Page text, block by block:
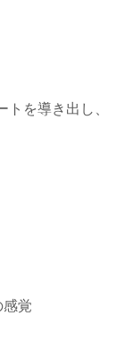
を導き出し、
感覚